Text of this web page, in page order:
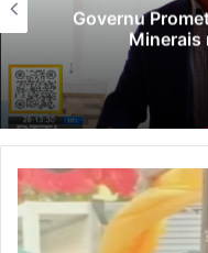
Governu
Minerais